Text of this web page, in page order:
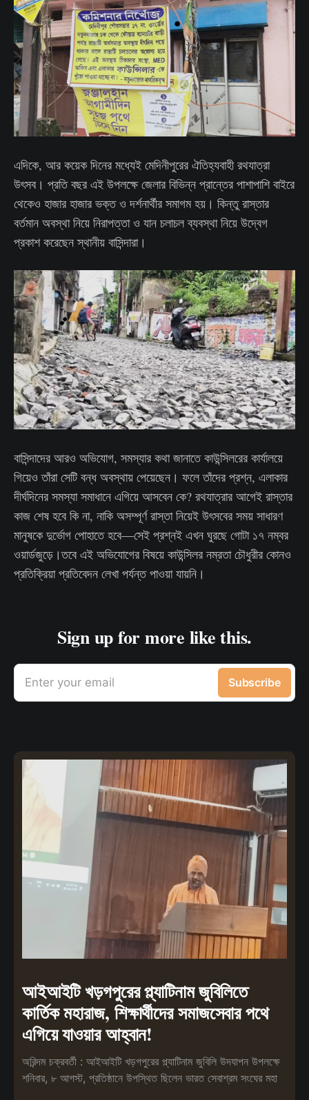
এদিকে, আর কয়েক দিনের মধ্যেই মেদিনীপুরের ঐতিহ্যবাহী রথযাত্রা
উৎসব। প্রতি বছর এই উপলক্ষে জেলার বিভিন্ন প্রান্তের পাশাপাশি বাইরে
থেকেও হাজার হাজার ভক্ত ও দর্শনার্থীর সমাগম হয়। কিন্তু রাস্তার
বর্তমান অবস্থা নিয়ে নিরাপত্তা ও যান চলাচল ব্যবস্থা নিয়ে উদ্বেগ
প্রকাশ করেছেন স্থানীয় বাসিন্দারা।
বাসিন্দাদের আরও অভিযোগ, সমস্যার কথা জানাতে কাউন্সিলরের কার্যালয়ে
গিয়েও তাঁরা সেটি বন্ধ অবস্থায় পেয়েছেন। ফলে তাঁদের প্রশ্ন, এলাকার
দীর্ঘদিনের সমস্যা সমাধানে এগিয়ে আসবেন কে? রথযাত্রার আগেই রাস্তার
কাজ শেষ হবে কি না, নাকি অসম্পূর্ণ রাস্তা নিয়েই উৎসবের সময় সাধারণ
মানুষকে দুর্ভোগ পোহাতে হবে—সেই প্রশ্নই এখন ঘুরছে গোটা ১৭ নম্বর
ওয়ার্ডজুড়ে।তবে এই অভিযোগের বিষয়ে কাউন্সিলর নম্রতা চৌধুরীর কোনও
প্রতিক্রিয়া প্রতিবেদন লেখা পর্যন্ত পাওয়া যায়নি।
Sign up for more like this.
Enter your email Subscribe
আইআইটি খড়গপুরের প্ল্যাটিনাম জুবিলিতে
কার্তিক মহারাজ, শিক্ষার্থীদের সমাজসেবার পথে
এগিয়ে যাওয়ার আহ্বান!
অরিন্দম চক্রবর্তী : আইআইটি খড়গপুরের প্ল্যাটিনাম জুবিলি উদযাপন উপলক্ষে
শনিবার, ৮ আগস্ট, প্রতিষ্ঠানে উপস্থিত ছিলেন ভারত সেবাশ্রম সংঘের মহা